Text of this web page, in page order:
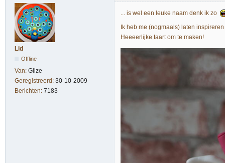
Lid
Offline
Van: Gilze
Geregistreerd: 30-10-2009
Berichten: 7183
... is wel een leuke naam denk ik zo
Ik heb me (nogmaals) laten
Heeeerlijke taart om te maken!